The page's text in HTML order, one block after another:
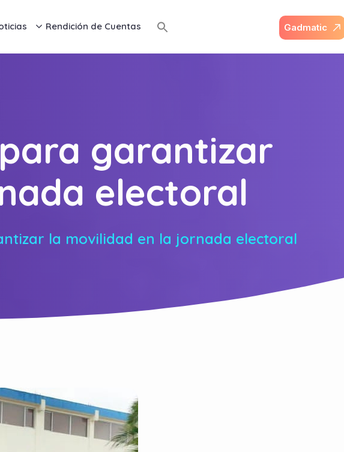
Rendición de Cuentas Gadmatic
garantizar
electoral
la movilidad en la jornada electoral